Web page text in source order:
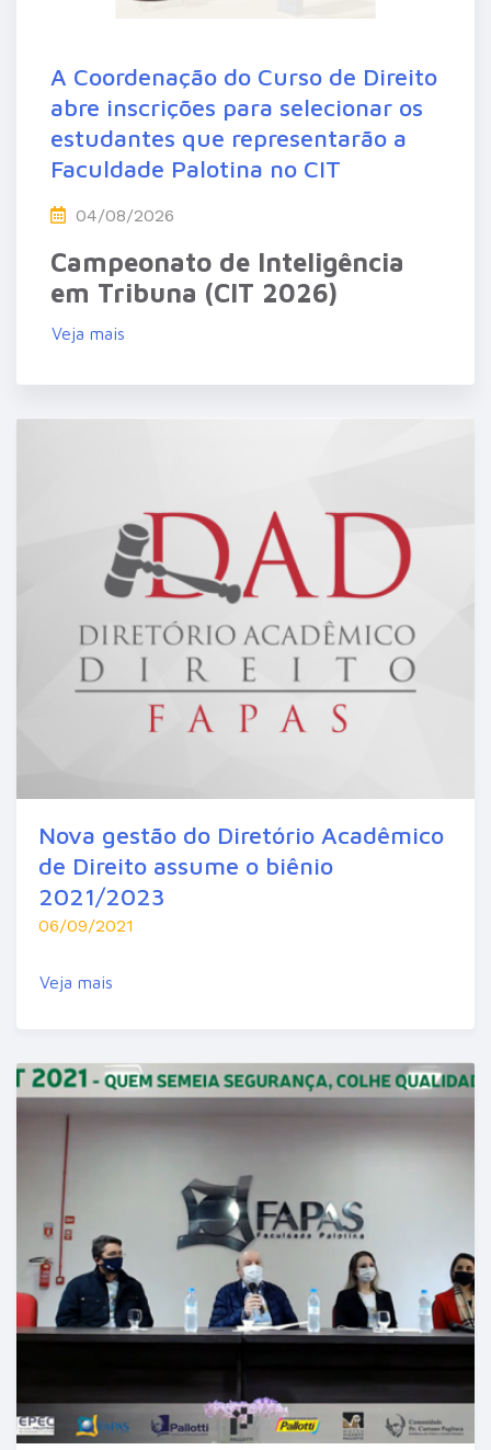
A Coordenação do Curso de Direito
abre inscrições para selecionar os
estudantes que representarão a
Faculdade Palotina no CIT
04/08/2026
Campeonato de Inteligência
em Tribuna (CIT 2026)
Veja mais
Nova gestão do Diretório Acadêmico
de Direito assume o biênio
2021/2023
06/09/2021
Veja mais